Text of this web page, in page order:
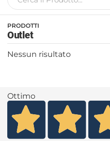
PRODOTTI
Outlet
Nessun risultato
Ottimo